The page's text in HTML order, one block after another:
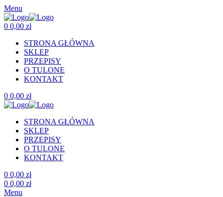
Menu
0 0,00 zł
STRONA GŁÓWNA
SKLEP
PRZEPISY
O TULONE
KONTAKT
0 0,00 zł
STRONA GŁÓWNA
SKLEP
PRZEPISY
O TULONE
KONTAKT
0 0,00 zł
0 0,00 zł
Menu